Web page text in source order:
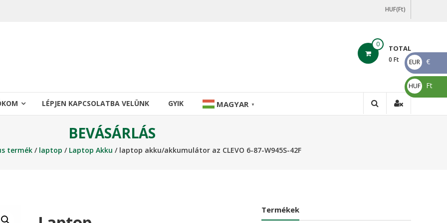
HUF(Ft)
0 TOTAL
0 Ft
LÉPJEN KAPCSOLATBA VELÜNK GYIK MAGYAR ▼
BEVÁSÁRLÁS
termék/ laptop / Laptop Akku / laptop akku/akkumulátor az CLEVO 6-87-W945S-42F
Termékek
EUR
€
€
HUF
Ft
Ft